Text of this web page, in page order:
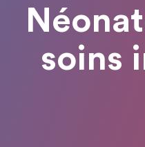
soins